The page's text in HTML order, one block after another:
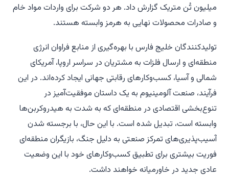
میلیون تُن متریک گزارش داد. هر دو شرکت برای واردات مواد خام
و صادرات محصولات نهایی به هرمز وابسته هستند.
تولیدکنندگان خلیج فارس با بهره‌گیری از منابع فراوان انرژی
منطقه‌ای و ارسال فلزات به مشتریان در سراسر اروپا، آمریکای
شمالی و آسیا، کسب‌وکارهای رقابتی جهانی ایجاد کرده‌اند. در این
فرآیند، صنعت آلومینیوم به یک داستان موفقیت‌آمیز در
تنوع‌بخشی اقتصادی در منطقه‌ای که به شدت به هیدروکربن‌ها
وابسته است، تبدیل شده است. با این حال، با برجسته شدن
آسیب‌پذیری‌های تمرکز صنعتی به دلیل جنگ، بازیگران منطقه‌ای
فوریت بیشتری برای تطبیق کسب‌وکارهای خود با این وضعیت
عادی جدید در خاورمیانه خواهند داشت.